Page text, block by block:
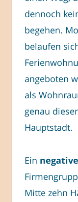
dennoch
begehen.
belaufen
angeboten
als
genau
Hauptstadt.
Ein
Mitte zehn